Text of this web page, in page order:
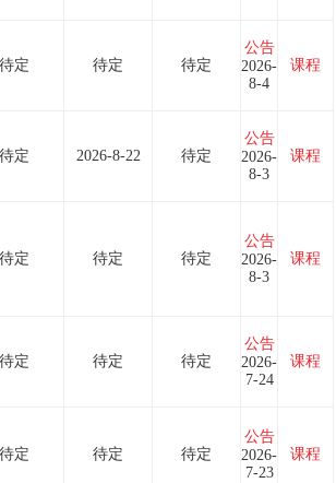
待定 待定 待定
公告
2026-
8-4
课程
待定 2026-8-22 待定
公告
2026-
8-3
课程
待定 待定 待定
公告
2026-
8-3
课程
待定 待定 待定
公告
2026-
7-24
课程
待定 待定 待定
公告
2026-
7-23
课程